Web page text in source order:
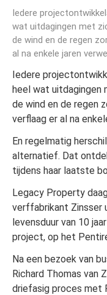
Iedere
wat uitdagingen met
de wind en de regen
al na enkele jaren
Iedere
heel wat uitdagingen
de wind en de regen
verflaag er al na
En regelmatig
alternatief. Dat
tijdens haar laatste
Legacy Property
verffabrikant Zinsser
levensduur van 10
project, op het
Na een bezoek van
Richard Thomas van
driefasig proces met